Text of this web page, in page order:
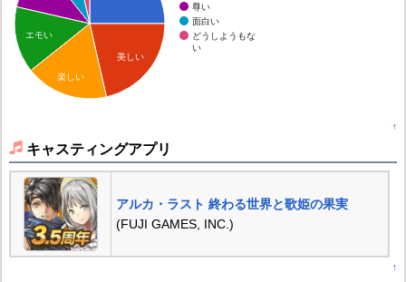
尊い
面白い
どうしようもな
い
美しい
エモい
楽しい
↑
キャスティングアプリ
アルカ・ラスト 終わる世界と歌姫の果実
(FUJI GAMES, INC.)
↑